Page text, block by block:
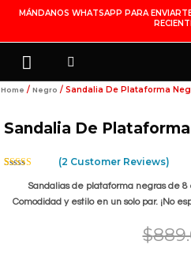
Contenido
MÁNDANOS WHATSAPP PARA
MenuSearch
Home / Negro / Sandalia De Plataforma
Sandalia De
Out Of 5
Customer
(2 Customer Reviews)
Sandalias de plataforma negras de
Comodidad y estilo en un solo par. ¡No
$